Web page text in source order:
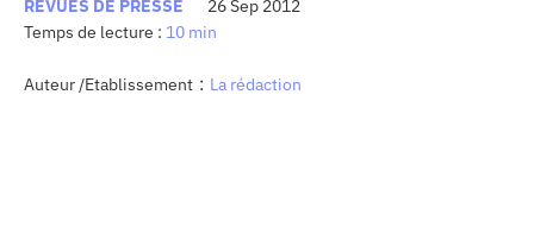
nous
ce qu’un CHU ?
des CHU
REVUES DE PRESSE
26 Sep 2012
10 min
Auteur /Etablissement : La rédaction